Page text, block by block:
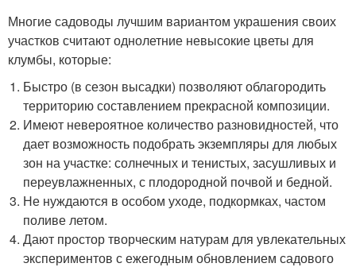
Многие садоводы лучшим вариантом украшения своих
участков считают однолетние невысокие цветы для
клумбы, которые:
Быстро (в сезон высадки) позволяют облагородить
территорию составлением прекрасной композиции.
Имеют невероятное количество разновидностей, что
дает возможность подобрать экземпляры для любых
зон на участке: солнечных и тенистых, засушливых и
переувлажненных, с плодородной почвой и бедной.
Не нуждаются в особом уходе, подкормках, частом
поливе летом.
Дают простор творческим натурам для увлекательных
экспериментов с ежегодным обновлением садового